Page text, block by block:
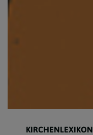
KIRCHENLEXIKON